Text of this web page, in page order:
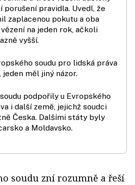
porušení pravidla. Uvedl, že
zaplacenou pokutu a oba
na jeden rok, ačkoli
vyšší.
soudu pro lidská práva
jeden měl jiný názor.
podpořily u Evropského
i další země, jejichž soudci
Česka. Dalšími státy byly
a Moldavsko.
soudu zní rozumně a řeší